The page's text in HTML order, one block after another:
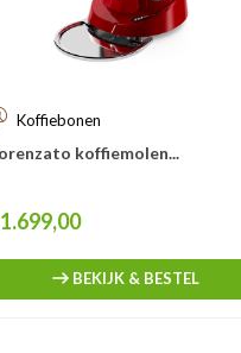
Koffiebonen
koffiemolen...
BEKIJK & BESTEL